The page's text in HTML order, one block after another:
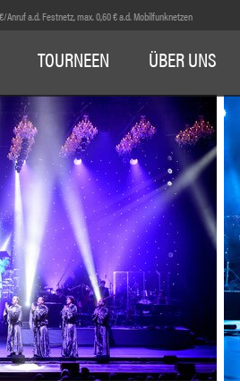
Anruf a.d. Festnetz, max. 0,60 € a.d. Mobilfunknetzen
TOURNEEN ÜBER UNS
11 13 14